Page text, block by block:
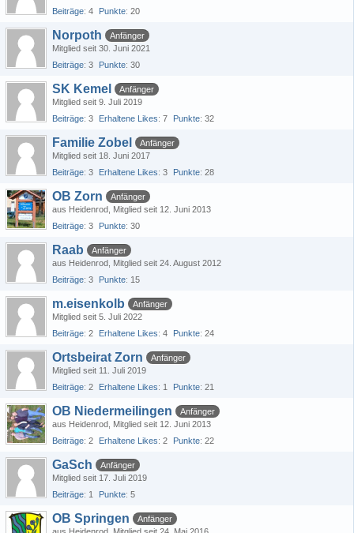
Beiträge 4 Punkte 20
Norpoth
Anfänger
Mitglied seit 30. Juni 2021
Beiträge 3 Punkte 30
SK Kemel
Anfänger
Mitglied seit 9. Juli 2019
Beiträge 3 Erhaltene Likes 7 Punkte 32
Familie Zobel
Anfänger
Mitglied seit 18. Juni 2017
Beiträge 3 Erhaltene Likes 3 Punkte 28
OB Zorn
Anfänger
aus Heidenrod Mitglied seit 12. Juni 2013
Beiträge 3 Punkte 30
Raab
Anfänger
aus Heidenrod Mitglied seit 24. August 2012
Beiträge 3 Punkte 15
m.eisenkolb
Anfänger
Mitglied seit 5. Juli 2022
Beiträge 2 Erhaltene Likes 4 Punkte 24
Ortsbeirat Zorn
Anfänger
Mitglied seit 11. Juli 2019
Beiträge 2 Erhaltene Likes 1 Punkte 21
OB Niedermeilingen
Anfänger
aus Heidenrod Mitglied seit 12. Juni 2013
Beiträge 2 Erhaltene Likes 2 Punkte 22
GaSch
Anfänger
Mitglied seit 17. Juli 2019
Beiträge 1 Punkte 5
OB Springen
Anfänger